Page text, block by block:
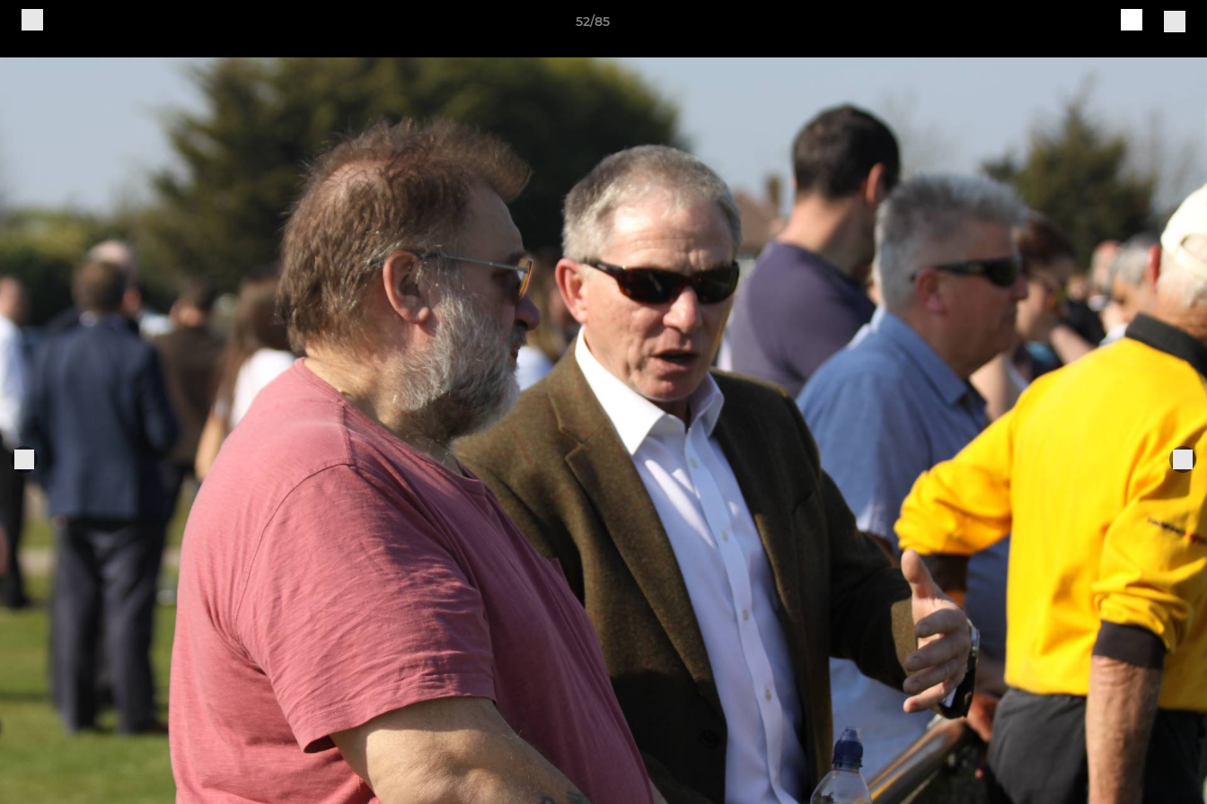
52/85